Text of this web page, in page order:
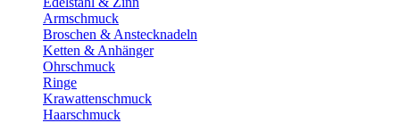
Armschmuck
Broschen & Anstecknadeln
Ketten & Anhänger
Ohrschmuck
Ringe
Krawattenschmuck
Haarschmuck